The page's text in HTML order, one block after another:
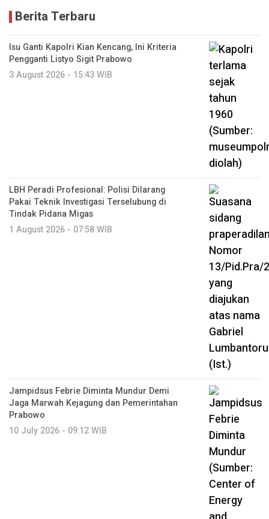
Berita Terbaru
Isu Ganti Kapolri Kian Kencang, Ini Kriteria
Pengganti Listyo Sigit Prabowo
3 August 2026 - 15:43 WIB
LBH Peradi Profesional: Polisi Dilarang
Pakai Teknik Investigasi Terselubung di
Tindak Pidana Migas
1 August 2026 - 07:58 WIB
Jampidsus Febrie Diminta Mundur Demi
Jaga Marwah Kejagung dan Pemerintahan
Prabowo
10 July 2026 - 09:12 WIB